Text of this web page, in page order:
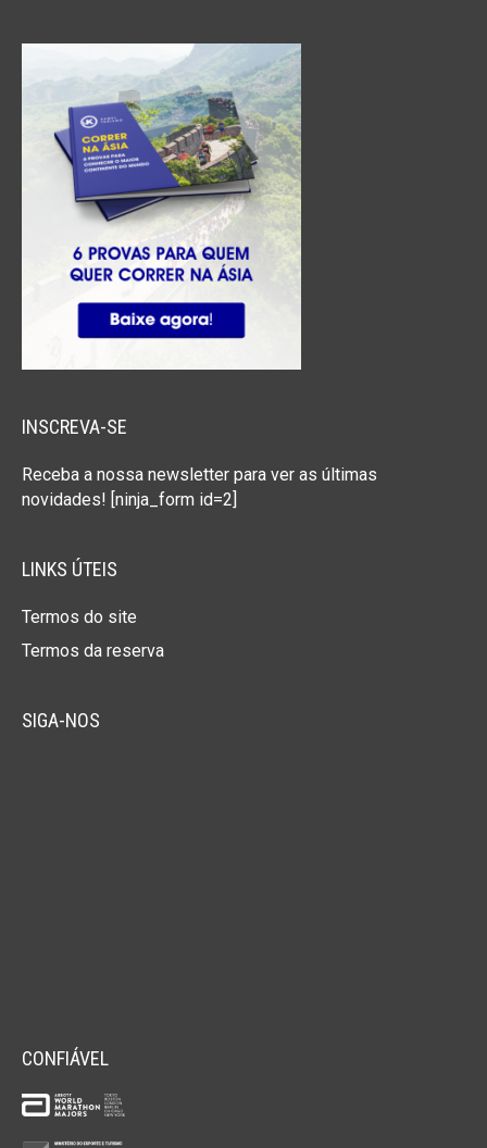
INSCREVA-SE
Receba a nossa newsletter para ver as últimas
novidades! [ninja_form id=2]
LINKS ÚTEIS
Termos do site
Termos da reserva
SIGA-NOS
CONFIÁVEL